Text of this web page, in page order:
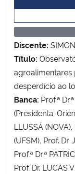
Ministério da Cidadania
Ministério da Saúde
Ministério de Minas e
Ministério da Ciência,
Ministério do Meio
Ministério do Turismo
Discente:
Título:
desperdício ao
Banca: Prof.ª
(Presidenta-
LLUSSÁ
(UFSM), Prof. Dr.
Prof.ª Dr.ª
Prof. Dr. LUCAS